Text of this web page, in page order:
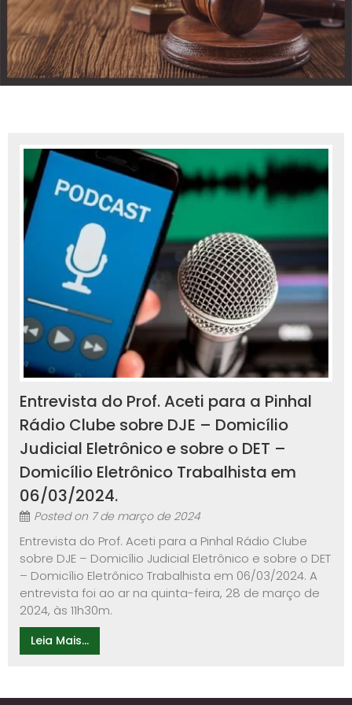
Entrevista do Prof. Aceti para a Pinhal
Rádio Clube sobre DJE – Domicílio
Judicial Eletrônico e sobre o DET –
Domicílio Eletrônico Trabalhista em
06/03/2024.
Posted on 7 de março de 2024
Entrevista do Prof. Aceti para a Pinhal Rádio Clube
sobre DJE – Domicílio Judicial Eletrônico e sobre o DET
– Domicílio Eletrônico Trabalhista em 06/03/2024. A
entrevista foi ao ar na quinta-feira, 28 de março de
2024, às 11h30m.
Leia Mais...